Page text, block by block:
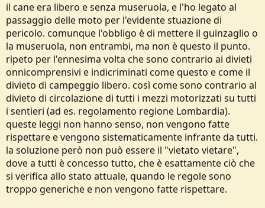
il cane era libero e senza museruola, e l'ho legato al
passaggio delle moto per l'evidente stuazione di
pericolo. comunque l'obbligo è di mettere il guinzaglio o
la museruola, non entrambi, ma non è questo il punto.
ripeto per l'ennesima volta che sono contrario ai divieti
onnicomprensivi e indicriminati come questo e come il
divieto di campeggio libero. così come sono contrario al
divieto di circolazione di tutti i mezzi motorizzati su tutti
i sentieri (ad es. regolamento regione Lombardia).
queste leggi non hanno senso, non vengono fatte
rispettare e vengono sistematicamente infrante da tutti.
la soluzione però non può essere il "vietato vietare",
dove a tutti è concesso tutto, che è esattamente ciò che
si verifica allo stato attuale, quando le regole sono
troppo generiche e non vengono fatte rispettare.